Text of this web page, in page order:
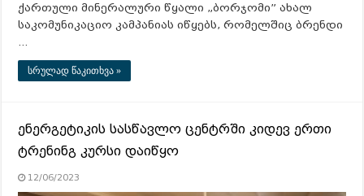
ქართული მინერალური წყალი „ბორჯომი” ახალ
საკომუნიკაციო კამპანიას იწყებს, რომელშიც ბრენდი
…
სრულად წაკითხვა »
ენერგეტიკის სასწავლო ცენტრში კიდევ ერთი
ტრენინგ კურსი დაიწყო
12/06/2023